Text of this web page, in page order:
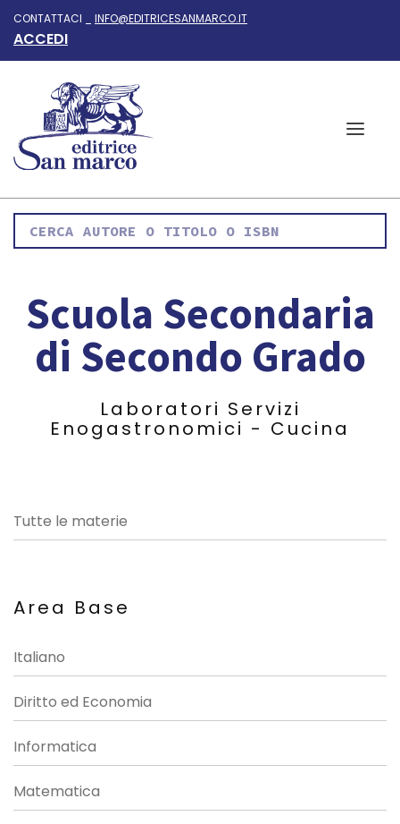
CONTATTACI _ INFO@EDITRICESANMARCO.IT
ACCEDI
Scuola Secondaria
di Secondo Grado
Laboratori Servizi
Enogastronomici - Cucina
Tutte le materie
Area Base
Italiano
Diritto ed Economia
Informatica
Matematica